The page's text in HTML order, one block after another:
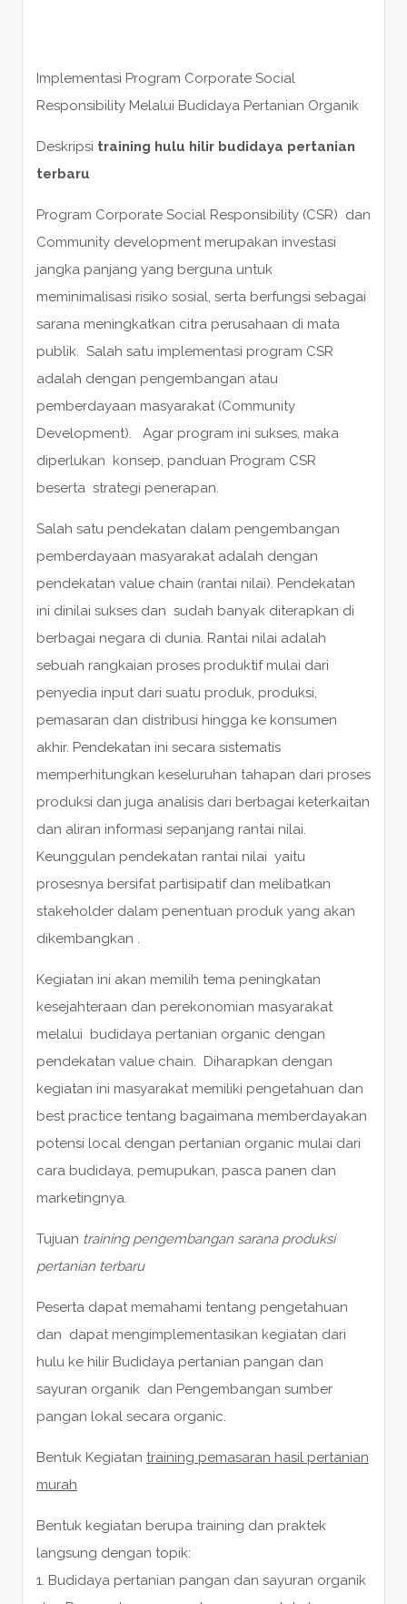
Implementasi Program Corporate Social
Responsibility Melalui Budidaya Pertanian Organik
Deskripsi training hulu hilir budidaya pertanian
terbaru
Program Corporate Social Responsibility (CSR) dan
Community development merupakan investasi
jangka panjang yang berguna untuk
meminimalisasi risiko sosial, serta berfungsi sebagai
sarana meningkatkan citra perusahaan di mata
publik. Salah satu implementasi program CSR
adalah dengan pengembangan atau
pemberdayaan masyarakat (Community
Development). Agar program ini sukses, maka
diperlukan konsep, panduan Program CSR
beserta strategi penerapan.
Salah satu pendekatan dalam pengembangan
pemberdayaan masyarakat adalah dengan
pendekatan value chain (rantai nilai). Pendekatan
ini dinilai sukses dan sudah banyak diterapkan di
berbagai negara di dunia. Rantai nilai adalah
sebuah rangkaian proses produktif mulai dari
penyedia input dari suatu produk, produksi,
pemasaran dan distribusi hingga ke konsumen
akhir. Pendekatan ini secara sistematis
memperhitungkan keseluruhan tahapan dari proses
produksi dan juga analisis dari berbagai keterkaitan
dan aliran informasi sepanjang rantai nilai.
Keunggulan pendekatan rantai nilai yaitu
prosesnya bersifat partisipatif dan melibatkan
stakeholder dalam penentuan produk yang akan
dikembangkan .
Kegiatan ini akan memilih tema peningkatan
kesejahteraan dan perekonomian masyarakat
melalui budidaya pertanian organic dengan
pendekatan value chain. Diharapkan dengan
kegiatan ini masyarakat memiliki pengetahuan dan
best practice tentang bagaimana memberdayakan
potensi local dengan pertanian organic mulai dari
cara budidaya, pemupukan, pasca panen dan
marketingnya.
Tujuan training pengembangan sarana produksi
pertanian terbaru
Peserta dapat memahami tentang pengetahuan
dan dapat mengimplementasikan kegiatan dari
hulu ke hilir Budidaya pertanian pangan dan
sayuran organik dan Pengembangan sumber
pangan lokal secara organic.
Bentuk Kegiatan training pemasaran hasil pertanian
murah
Bentuk kegiatan berupa training dan praktek
langsung dengan topik:
1. Budidaya pertanian pangan dan sayuran organik